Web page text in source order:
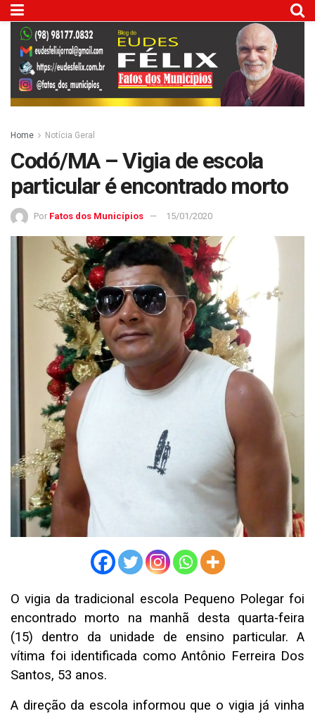
Home Notícia Geral
Codó/MA – Vigia de escola
particular é encontrado morto
Por Fatos dos Municípios 15/01/2020
O vigia da tradicional escola Pequeno Polegar foi
encontrado morto na manhã desta quarta-feira
(15) dentro da unidade de ensino particular. A
vítima foi identificada como Antônio Ferreira Dos
Santos, 53 anos.
A direção da escola informou que o vigia já vinha